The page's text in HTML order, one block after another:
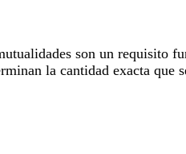
son un requisito
la cantidad exacta que